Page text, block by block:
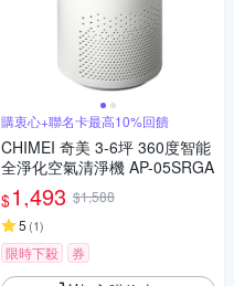
購衷心+聯名卡最高10%回饋
CHIMEI 奇美 3-6坪 360度智能
全淨化空氣清淨機 AP-05SRGA
$1,493 $1,588
5 (1)
限時下殺 券